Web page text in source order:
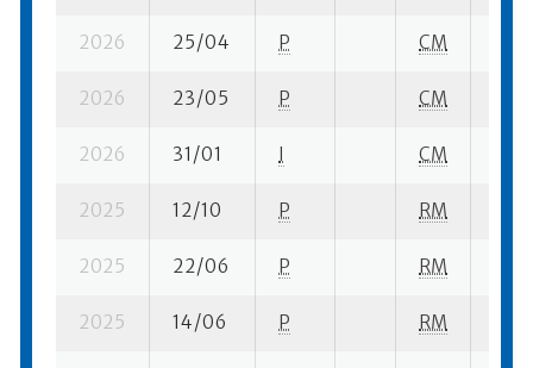
2026 25/04 P CM
2026 23/05 P CM
2026 31/01 I CM
2025 12/10 P RM
2025 22/06 P RM
2025 14/06 P RM